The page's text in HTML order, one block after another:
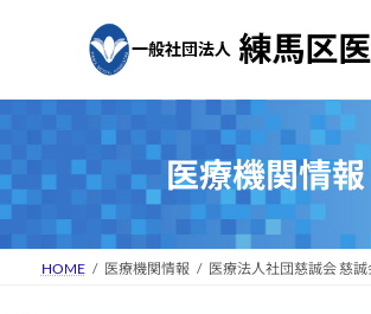
ツ
キ
ッ
プ
シ
に
移
動
医療機関情報
HOME 医療機関情報 医療法人社団慈誠会 慈